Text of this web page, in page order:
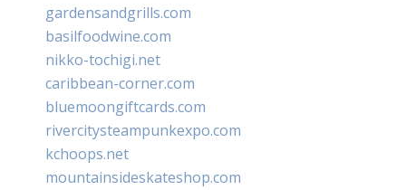
gardensandgrills.com
basilfoodwine.com
nikko-tochigi.net
caribbean-corner.com
bluemoongiftcards.com
rivercitysteampunkexpo.com
kchoops.net
mountainsideskateshop.com